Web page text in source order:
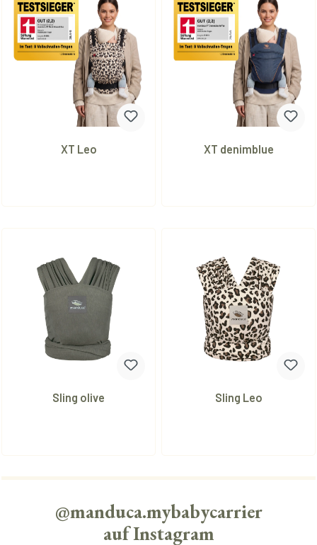
XT Leo XT denimblue
Sling olive Sling Leo
@manduca.mybabycarrier
aufInstagram